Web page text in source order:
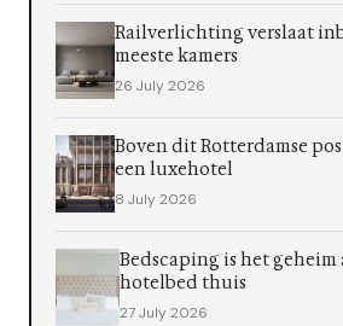
Railverlichting verslaat
meeste kamers
26 July 2026
Boven dit Rotterdamse
een luxehotel
8 July 2026
Bedscaping is het geheim
hotelbed thuis
27 July 2026